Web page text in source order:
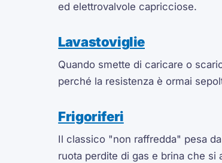
ed elettrovalvole capricciose.
Lavastoviglie
Quando smette di caricare o
perché la resistenza è ormai
Frigoriferi
Il classico "non raffredda" pesa
ruota perdite di gas e brina che si